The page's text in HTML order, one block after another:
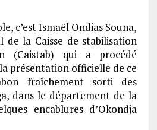
c’est Ismaël Ondias Souna,
de la Caisse de stabilisation
(Caistab) qui a procédé
présentation officielle de ce
fraîchement sorti des
dans le département de la
encablures d’Okondja